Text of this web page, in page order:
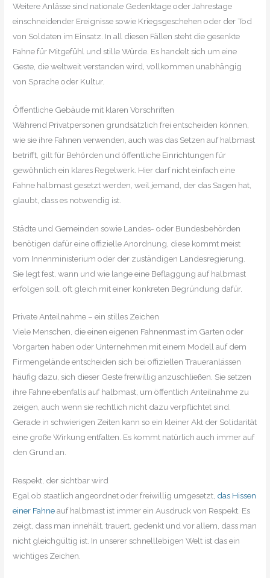
Weitere Anlässe sind nationale Gedenktage oder Jahrestage
einschneidender Ereignisse sowie Kriegsgeschehen oder der Tod
von Soldaten im Einsatz. In all diesen Fällen steht die gesenkte
Fahne für Mitgefühl und stille Würde. Es handelt sich um eine
Geste, die weltweit verstanden wird, vollkommen unabhängig
von Sprache oder Kultur.
Öffentliche Gebäude mit klaren Vorschriften
Während Privatpersonen grundsätzlich frei entscheiden können,
wie sie ihre Fahnen verwenden, auch was das Setzen auf halbmast
betrifft, gilt für Behörden und öffentliche Einrichtungen für
gewöhnlich ein klares Regelwerk. Hier darf nicht einfach eine
Fahne halbmast gesetzt werden, weil jemand, der das Sagen hat,
glaubt, dass es notwendig ist.
Städte und Gemeinden sowie Landes- oder Bundesbehörden
benötigen dafür eine offizielle Anordnung, diese kommt meist
vom Innenministerium oder der zuständigen Landesregierung.
Sie legt fest, wann und wie lange eine Beflaggung auf halbmast
erfolgen soll, oft gleich mit einer konkreten Begründung dafür.
Private Anteilnahme – ein stilles Zeichen
Viele Menschen, die einen eigenen Fahnenmast im Garten oder
Vorgarten haben oder Unternehmen mit einem Modell auf dem
Firmengelände entscheiden sich bei offiziellen Traueranlässen
häufig dazu, sich dieser Geste freiwillig anzuschließen. Sie setzen
ihre Fahne ebenfalls auf halbmast, um öffentlich Anteilnahme zu
zeigen, auch wenn sie rechtlich nicht dazu verpflichtet sind.
Gerade in schwierigen Zeiten kann so ein kleiner Akt der Solidarität
eine große Wirkung entfalten. Es kommt natürlich auch immer auf
den Grund an.
Respekt, der sichtbar wird
Egal ob staatlich angeordnet oder freiwillig umgesetzt, das Hissen
einer Fahneauf halbmast ist immer ein Ausdruck von Respekt. Es
zeigt, dass man innehält, trauert, gedenkt und vor allem, dass man
nicht gleichgültig ist. In unserer schnelllebigen Welt ist das ein
wichtiges Zeichen.